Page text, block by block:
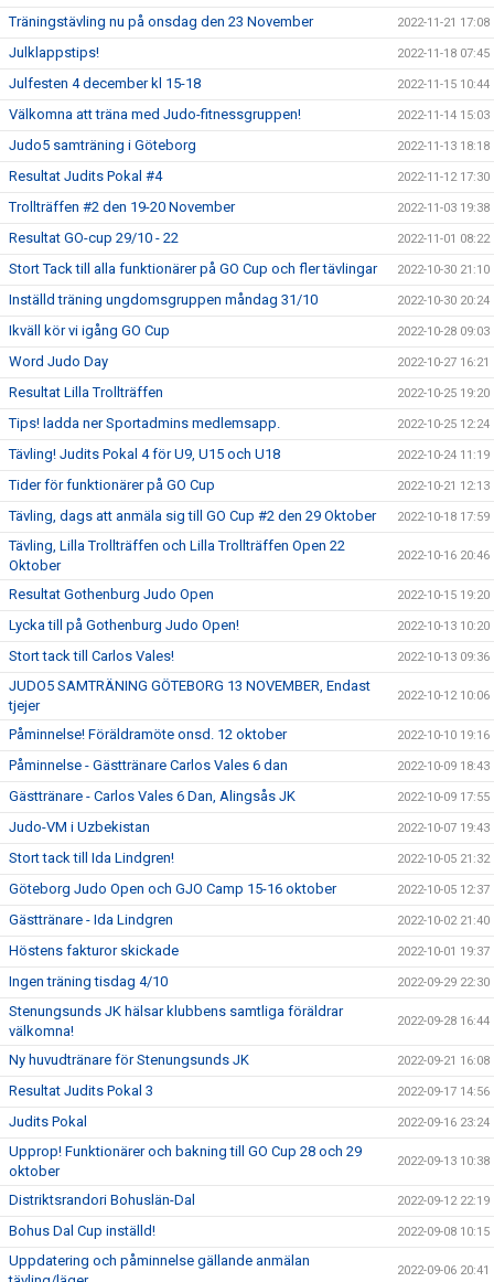
Träningstävling nu på onsdag den 23 November 2022-11-21 17:08
Julklappstips! 2022-11-18 07:45
Julfesten 4 december kl 15-18 2022-11-15 10:44
Välkomna att träna med Judo-fitnessgruppen! 2022-11-14 15:03
Judo5 samträning i Göteborg 2022-11-13 18:18
Resultat Judits Pokal #4 2022-11-12 17:30
Trollträffen #2 den 19-20 November 2022-11-03 19:38
Resultat GO-cup 29/10 - 22 2022-11-01 08:22
Stort Tack till alla funktionärer på GO Cup och fler tävlingar 2022-10-30 21:10
Inställd träning ungdomsgruppen måndag 31/10 2022-10-30 20:24
Ikväll kör vi igång GO Cup 2022-10-28 09:03
Word Judo Day 2022-10-27 16:21
Resultat Lilla Trollträffen 2022-10-25 19:20
Tips! ladda ner Sportadmins medlemsapp. 2022-10-25 12:24
Tävling! Judits Pokal 4 för U9, U15 och U18 2022-10-24 11:19
Tider för funktionärer på GO Cup 2022-10-21 12:13
Tävling, dags att anmäla sig till GO Cup #2 den 29 Oktober 2022-10-18 17:59
Tävling, Lilla Trollträffen och Lilla Trollträffen Open 22
Oktober
2022-10-16 20:46
Resultat Gothenburg Judo Open 2022-10-15 19:20
Lycka till på Gothenburg Judo Open! 2022-10-13 10:20
Stort tack till Carlos Vales! 2022-10-13 09:36
JUDO5 SAMTRÄNING GÖTEBORG 13 NOVEMBER, Endast
tjejer
2022-10-12 10:06
Påminnelse! Föräldramöte onsd. 12 oktober 2022-10-10 19:16
Påminnelse - Gästtränare Carlos Vales 6 dan 2022-10-09 18:43
Gästtränare - Carlos Vales 6 Dan, Alingsås JK 2022-10-09 17:55
Judo-VM i Uzbekistan 2022-10-07 19:43
Stort tack till Ida Lindgren! 2022-10-05 21:32
Göteborg Judo Open och GJO Camp 15-16 oktober 2022-10-05 12:37
Gästtränare - Ida Lindgren 2022-10-02 21:40
Höstens fakturor skickade 2022-10-01 19:37
Ingen träning tisdag 4/10 2022-09-29 22:30
Stenungsunds JK hälsar klubbens samtliga föräldrar
välkomna!
2022-09-28 16:44
Ny huvudtränare för Stenungsunds JK 2022-09-21 16:08
Resultat Judits Pokal 3 2022-09-17 14:56
Judits Pokal 2022-09-16 23:24
Upprop! Funktionärer och bakning till GO Cup 28 och 29
oktober
2022-09-13 10:38
Distriktsrandori Bohuslän-Dal 2022-09-12 22:19
Bohus Dal Cup inställd! 2022-09-08 10:15
Uppdatering och påminnelse gällande anmälan
2022-09-06 20:41